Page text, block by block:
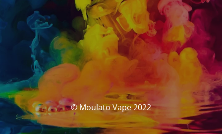
© Moulato Vape 2022